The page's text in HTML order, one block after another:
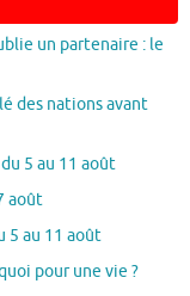
un partenaire : le
des nations avant
5 au 11 août
août
5 au 11 août
pour une vie ?